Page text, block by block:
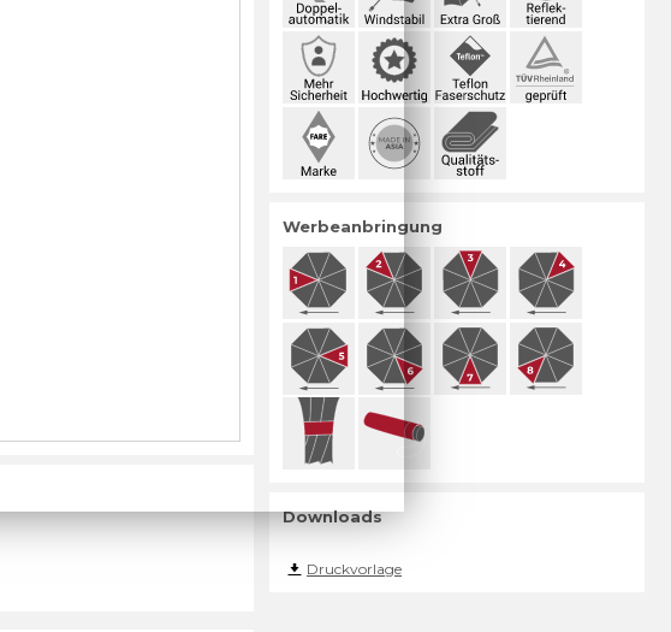
Werbeanbringung
Downloads
Druckvorlage